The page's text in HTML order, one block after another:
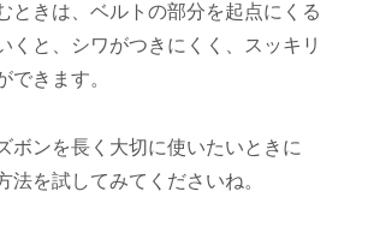
ときは、ベルトの部分を起点にくる
くと、シワがつきにくく、スッキリ
できます。
ボンを長く大切に使いたいときに
法を試してみてくださいね。